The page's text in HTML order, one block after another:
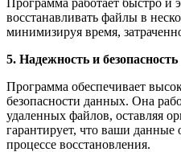
восстанавливать файлы в
минимизируя время,
5. Надежность и безопасность
Программа обеспечивает
безопасности данных. Она
удаленных файлов, оставляя
гарантирует, что ваши данные
процессе восстановления.